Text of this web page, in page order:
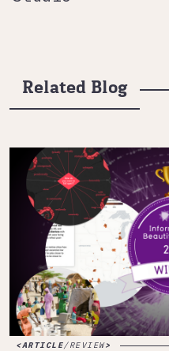
Related Blog
ARTICLE/REVIEW